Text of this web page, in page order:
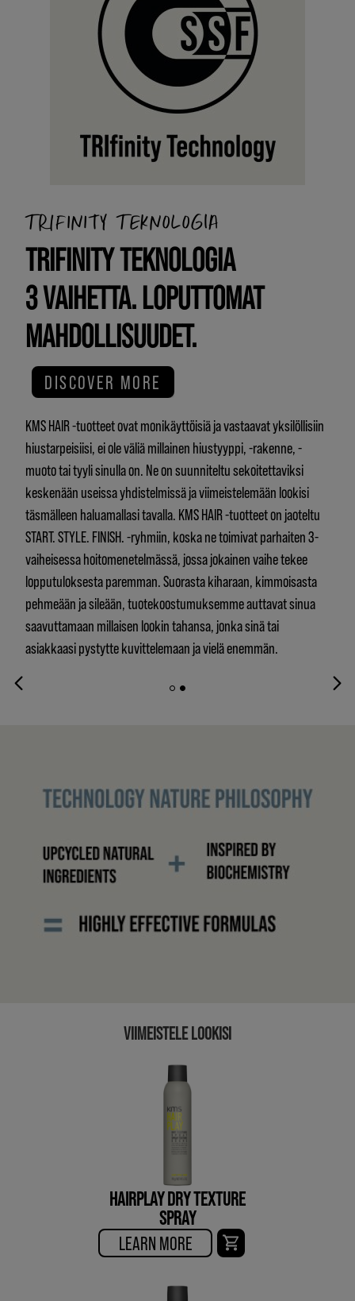
TRIFINITY TEKNOLOGIA
TRIFINITY TEKNOLOGIA
3 VAIHETTA. LOPUTTOMAT
MAHDOLLISUUDET.
DISCOVER MORE
KMS HAIR -tuotteet ovat monikäyttöisiä ja vastaavat yksilöllisiin
hiustarpeisiisi, ei ole väliä millainen hiustyyppi, -rakenne, -
muoto tai tyyli sinulla on. Ne on suunniteltu sekoitettaviksi
keskenään useissa yhdistelmissä ja viimeistelemään lookisi
täsmälleen haluamallasi tavalla. KMS HAIR -tuotteet on jaoteltu
START. STYLE. FINISH. -ryhmiin, koska ne toimivat parhaiten 3-
vaiheisessa hoitomenetelmässä, jossa jokainen vaihe tekee
lopputuloksesta paremman. Suorasta kiharaan, kimmoisasta
pehmeään ja sileään, tuotekoostumuksemme auttavat sinua
saavuttamaan millaisen lookin tahansa, jonka sinä tai
asiakkaasi pystytte kuvittelemaan ja vielä enemmän.
VIIMEISTELE LOOKISI
HAIRPLAY DRY TEXTURE
SPRAY
LEARN MORE